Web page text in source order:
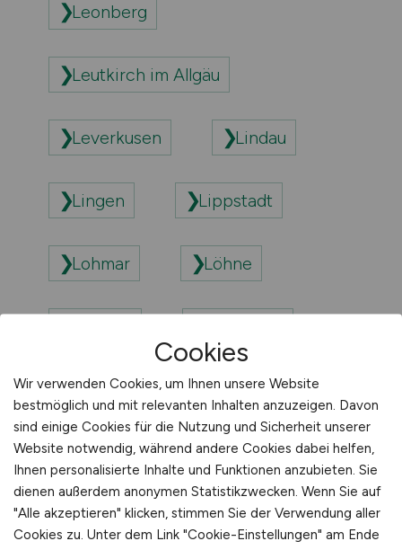
Leonberg
Leutkirch im Allgäu
Leverkusen Lindau
Lingen Lippstadt
Lohmar Löhne
Lüdenscheid Ludwigsburg
Ludwigshafen am Rhein
Lüneburg
Cookies
Wir verwenden Cookies, um Ihnen unsere Website
bestmöglich und mit relevanten Inhalten anzuzeigen. Davon
sind einige Cookies für die Nutzung und Sicherheit unserer
Website notwendig, während andere Cookies dabei helfen,
Ihnen personalisierte Inhalte und Funktionen anzubieten. Sie
dienen außerdem anonymen Statistikzwecken. Wenn Sie auf
"Alle akzeptieren" klicken, stimmen Sie der Verwendung aller
Cookies zu. Unter dem Link "Cookie-Einstellungen" am Ende